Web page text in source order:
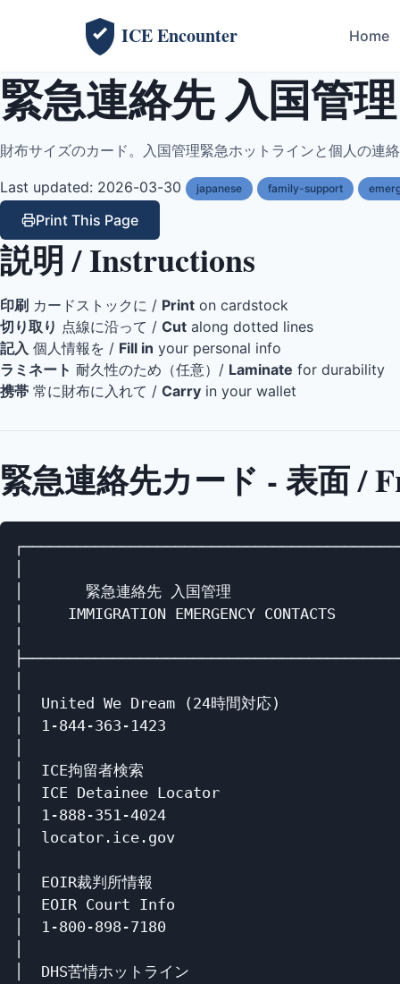
ICE Encounter Home
緊急連絡先 入国管
財布サイズのカード。入国管理緊急ホットラインと個人の連絡
Last updated: 2026-03-30 japanese family-support
Print This Page
説明 / Instructions
印刷 カードストックに / Print on cardstock
切り取り 点線に沿って / Cut along dotted lines
記入 個人情報を / Fill in your personal info
ラミネート 耐久性のため（任意）/ Laminate for durability
携帯 常に財布に入れて / Carry in your wallet
緊急連絡先カード - 表面 /
│       緊急連絡先 入国管理                   │
│     IMMIGRATION EMERGENCY CONTACTS
│  United We Dream (24時間対応)
│  1-844-363-1423
│  ICE拘留者検索
│  ICE Detainee Locator
│  1-888-351-4024
│  locator.ice.gov
│  EOIR裁判所情報
│  EOIR Court Info
│  1-800-898-7180
│  DHS苦情ホットライン